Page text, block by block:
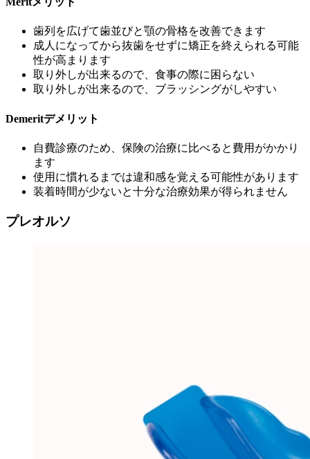
歯列を広げて歯並びと顎の骨格を改善できます
成人になってから抜歯をせずに矯正を終えられる可能
性が高まります
取り外しが出来るので、食事の際に困らない
取り外しが出来るので、ブラッシングがしやすい
Demeritデメリット
自費診療のため、保険の治療に比べると費用がかかり
ます
使用に慣れるまでは違和感を覚える可能性があります
装着時間が少ないと十分な治療効果が得られません
プレオルソ